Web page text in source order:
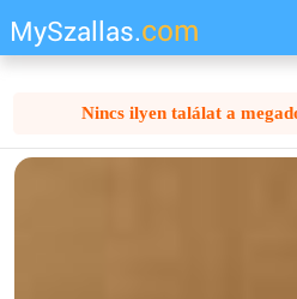
MySzallas.com
Nincs ilyen találat a